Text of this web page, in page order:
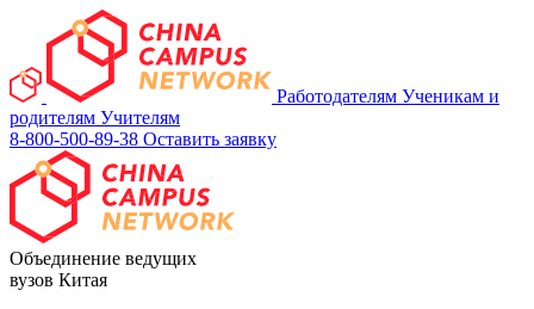
Работодателям Ученикам и
родителям Учителям
8-800-500-89-38 Оставить заявку
Объединение ведущих
вузов Китая